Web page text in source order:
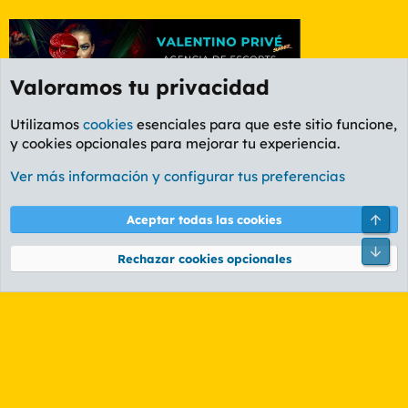
Foro Cine
Cookies
PL OLDSTYLE AMARILLO
Términos y reglas Política de privacidad Ayuda
Community platform by XenForo® © 2010-2026 XenForo Ltd.
Valoramos tu privacidad
Utilizamos cookies esenciales para que este sitio funcione,
y cookies opcionales para mejorar tu experiencia.
Ver más información y configurar tus preferencias
Aceptar todas las cookies
Rechazar cookies opcionales
Pie